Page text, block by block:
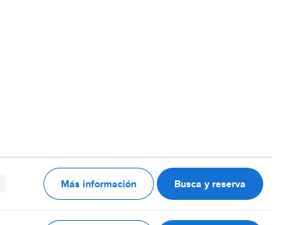
Más información Busca y reserva